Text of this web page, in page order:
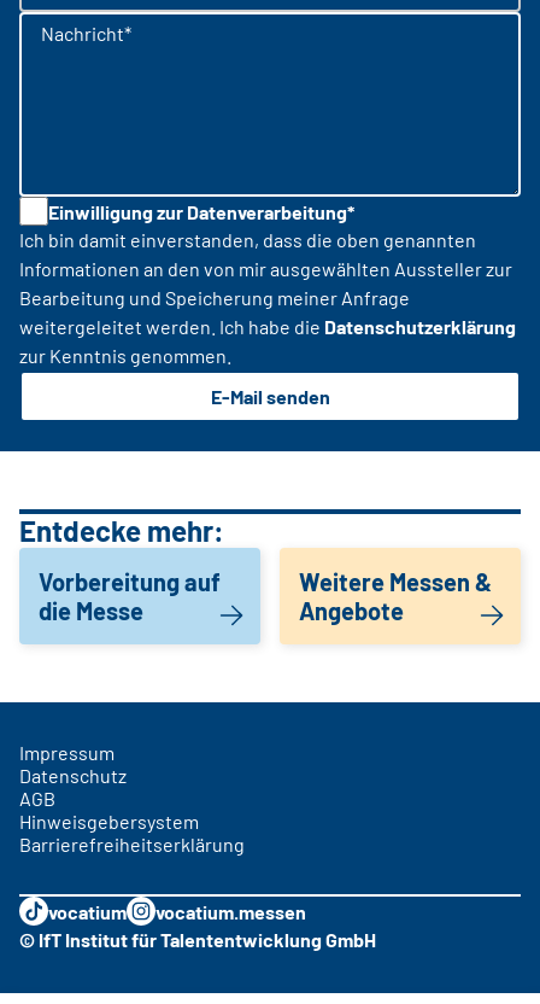
Nachricht*
Einwilligung zur Datenverarbeitung*
Ich bin damit einverstanden, dass die oben genannten
Informationen an den von mir ausgewählten Aussteller zur
Bearbeitung und Speicherung meiner Anfrage
weitergeleitet werden. Ich habe die Datenschutzerklärung
zur Kenntnis genommen.
E-Mail senden
Entdecke mehr:
Vorbereitung auf
die Messe
Weitere Messen &
Angebote
Impressum
Datenschutz
AGB
Hinweisgebersystem
Barrierefreiheitserklärung
vocatium
vocatium.messen
© IfT Institut für Talententwicklung GmbH